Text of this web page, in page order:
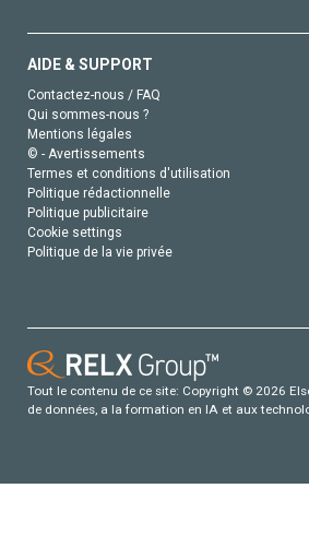
AIDE & SUPPORT
Contactez-nous / FAQ
Qui sommes-nous ?
Mentions légales
© - Avertissements
Termes et conditions d'utilisation
Politique rédactionnelle
Politique publicitaire
Cookie settings
Politique de la vie privée
Tout le contenu de ce site: Copyright © 2026
de données, a la formation en IA et aux